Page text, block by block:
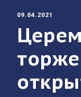
09.04.2021